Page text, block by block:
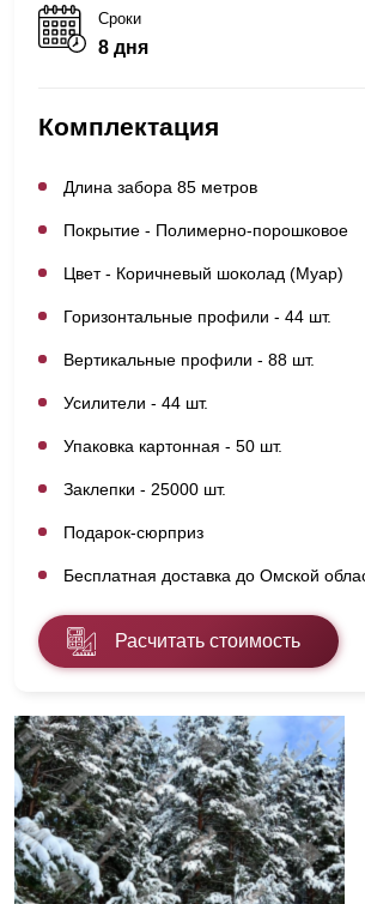
Сроки
8 дня
Комплектация
Длина забора 85 метров
Покрытие - Полимерно-порошковое
Цвет - Коричневый шоколад (Муар)
Горизонтальные профили - 44 шт.
Вертикальные профили - 88 шт.
Усилители - 44 шт.
Упаковка картонная - 50 шт.
Заклепки - 25000 шт.
Подарок-сюрприз
Бесплатная доставка до Омской
Расчитать стоимость